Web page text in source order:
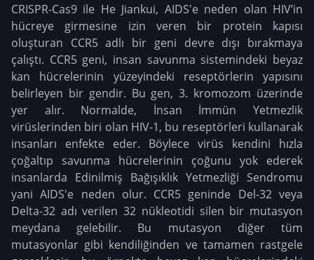
CRISPR-Cas9 ile He Jiankui, AIDS'e neden olan HIV’in
hücreye girmesine izin veren bir protein kapısı
oluşturan CCR5 adlı bir geni devre dışı bırakmaya
çalıştı. CCR5 geni, insan savunma sistemindeki beyaz
kan hücrelerinin yüzeyindeki reseptörlerin yapısını
belirleyen bir gendir. Bu gen, 3. kromozom üzerinde
yer alır. Normalde, İnsan İmmün Yetmezlik
virüslerinden biri olan HIV-1, bu reseptörleri kullanarak
insanları enfekte eder. Böylece virüs kendini hızla
çoğaltıp savunma hücrelerinin çoğunu yok ederek
insanlarda Edinilmiş Bağışıklık Yetmezliği Sendromu
yani AIDS'e neden olur. CCR5 geninde Del-32 veya
Delta-32 adı verilen 32 nükleotidi silen bir mutasyon
meydana gelebilir. Bu mutasyon diğer tüm
mutasyonlar gibi kendiliğinden ve tamamen rastgele